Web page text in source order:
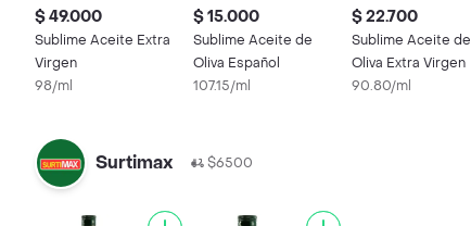
$ 49.000
Sublime Aceite Extra
Virgen
98/ml
$ 15.000
Sublime Aceite de
Oliva Español
107.15/ml
$ 22.700
Sublime Aceite de
Oliva Extra Virgen
90.80/ml
Surtimax $6500